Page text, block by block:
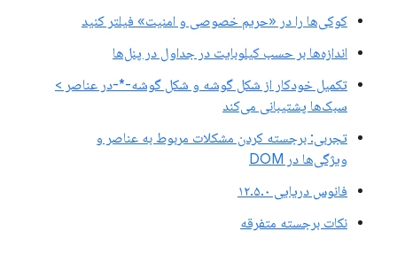
کوکی‌ها را در «حریم خصوصی و امنیت» فیلتر کنید
اندازه‌ها بر حسب کیلوبایت در جداول در پنل‌ها
تکمیل خودکار از شکل گوشه و شکل گوشه-*-در عناصر >
سبک‌ها پشتیبانی می‌کند
تجربی: برجسته کردن مشکلات مربوط به عناصر و
ویژگی‌ها در DOM
فانوس دریایی ۱۲.۵.۰
نکات برجسته متفرقه